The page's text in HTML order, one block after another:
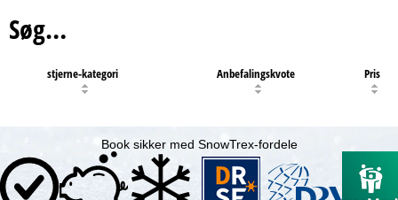
Søg…
stjerne-kategori Anbefalingskvote Pris
Book sikker med SnowTrex-fordele